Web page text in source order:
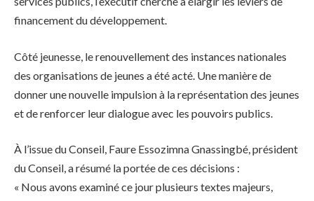
financement du développement.
Côté jeunesse, le renouvellement des instances nationales
des organisations de jeunes a été acté. Une manière de
donner une nouvelle impulsion à la représentation des jeunes
et de renforcer leur dialogue avec les pouvoirs publics.
À l’issue du Conseil, Faure Essozimna Gnassingbé, président
du Conseil, a résumé la portée de ces décisions :
« Nous avons examiné ce jour plusieurs textes majeurs,